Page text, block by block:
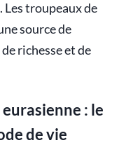
troupeaux de
source de
richesse et de
: le
de vie